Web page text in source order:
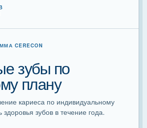
CERECON
зубы по
плану
кариеса по индивидуальному
здоровья зубов в течение года.